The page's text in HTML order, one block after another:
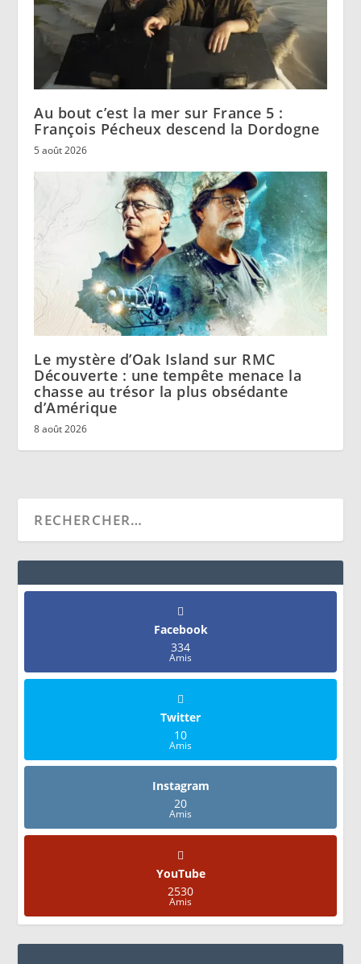
Au bout c’est la mer sur France 5 :
François Pécheux descend la Dordogne
5 août 2026
Le mystère d’Oak Island sur RMC
Découverte : une tempête menace la
chasse au trésor la plus obsédante
d’Amérique
8 août 2026
Facebook
334
Amis
Twitter
10
Amis
Instagram
20
Amis
YouTube
2530
Amis